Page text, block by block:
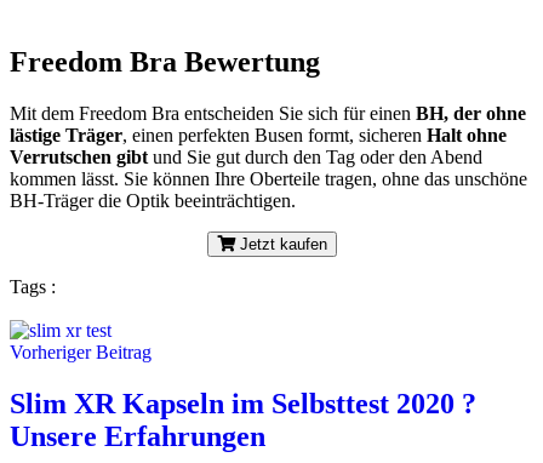
Freedom Bra Bewertung
Mit dem Freedom Bra entscheiden Sie sich für einen BH, der ohne
lästige Träger, einen perfekten Busen formt, sicheren Halt ohne
Verrutschen gibt und Sie gut durch den Tag oder den Abend
kommen lässt. Sie können Ihre Oberteile tragen, ohne das unschöne
BH-Träger die Optik beeinträchtigen.
Jetzt kaufen
Tags :
Vorheriger Beitrag
Slim XR Kapseln im Selbsttest 2020 ?
Unsere Erfahrungen